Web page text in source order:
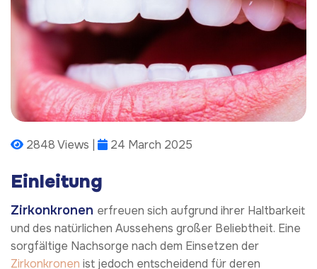
2848 Views | 24 March 2025
Einleitung
Zirkonkronen erfreuen sich aufgrund ihrer Haltbarkeit
und des natürlichen Aussehens großer Beliebtheit. Eine
sorgfältige Nachsorge nach dem Einsetzen der
Zirkonkronen ist jedoch entscheidend für deren